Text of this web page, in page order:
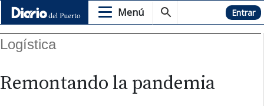
Menú Hemeroteca Entrar
Logística
Remontando la pandemia